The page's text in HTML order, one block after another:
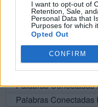
I want to opt-out of
Retention, Sale,
Personal Data that
Purposes for which
Opted Out
CONFIRM
Palabras
Palabras
Palabras
Palabras
Palabras
Palabras
Palabras Conectadas